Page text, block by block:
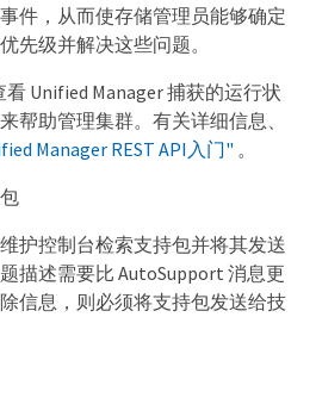
件，从而使存储管理员能够确定
先级并解决这些问题。
看 Unified Manager 捕获的运行状
帮助管理集群。有关详细信息、
Manager REST API入门" 。
护控制台检索支持包并将其发送
描述需要比 AutoSupport 消息更
信息，则必须将支持包发送给技